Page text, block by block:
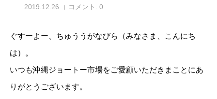
2019.12.26 コメント: 0
ぐすーよー、ちゅううがなびら（みなさま、こんにち
は）。
いつも沖縄ジョートー市場をご愛顧いただきまことにあ
りがとうございます。